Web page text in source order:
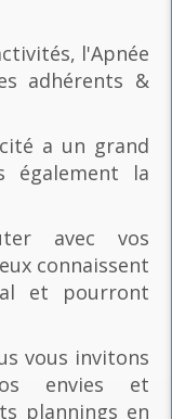
l'Apnée
adhérents &
a un grand
également la
avec vos
connaissent
et pourront
vous invitons
envies et
plannings en